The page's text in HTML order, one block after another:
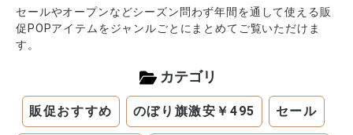
セールやオープンなどシーズン問わず年間を通して使える販
促POPアイテムをジャンルごとにまとめてご覧いただけま
す。
カテゴリ
販促おすすめ のぼり旗激安￥495 セール